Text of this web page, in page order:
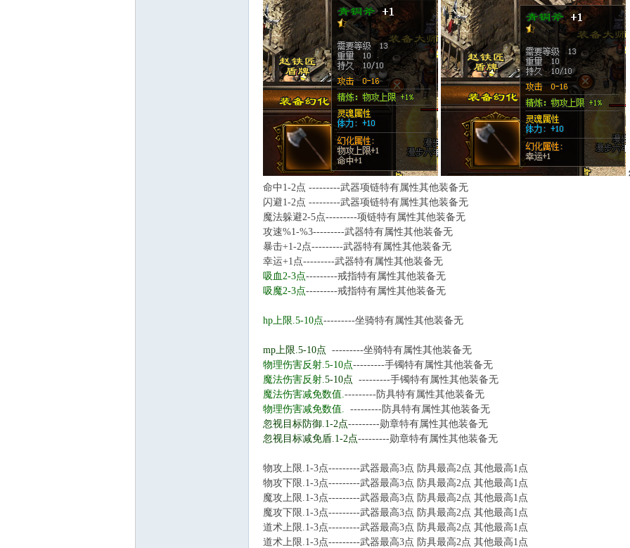
命中1-2点 ---------武器项链特有属性其他装备无
闪避1-2点 ---------武器项链特有属性其他装备无
魔法躲避2-5点---------项链特有属性其他装备无
攻速%1-%3---------武器特有属性其他装备无
暴击+1-2点---------武器特有属性其他装备无
幸运+1点---------武器特有属性其他装备无
吸血2-3点---------戒指特有属性其他装备无
吸魔2-3点---------戒指特有属性其他装备无
hp上限.5-10点---------坐骑特有属性其他装备无
mp上限.5-10点 ---------坐骑特有属性其他装备无
物理伤害反射.5-10点---------手镯特有属性其他装备无
魔法伤害反射.5-10点 ---------手镯特有属性其他装备无
魔法伤害减免数值.---------防具特有属性其他装备无
物理伤害减免数值. ---------防具特有属性其他装备无
忽视目标防御.1-2点---------勋章特有属性其他装备无
忽视目标减免盾.1-2点---------勋章特有属性其他装备无
物攻上限.1-3点---------武器最高3点 防具最高2点 其他最高1点
物攻下限.1-3点---------武器最高3点 防具最高2点 其他最高1点
魔攻上限.1-3点---------武器最高3点 防具最高2点 其他最高1点
魔攻下限.1-3点---------武器最高3点 防具最高2点 其他最高1点
道术上限.1-3点---------武器最高3点 防具最高2点 其他最高1点
道术上限.1-3点---------武器最高3点 防具最高2点 其他最高1点